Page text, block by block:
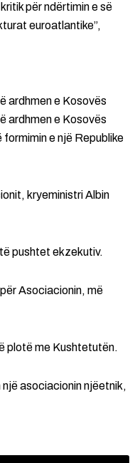
për ndërtimin e së
euroatlantike”,
ardhmen e Kosovës
ardhmen e Kosovës
e një Republike
kryeministri Albin
pushtet ekzekutiv.
Asociacionin, më
plotë me Kushtetutën.
asociacionin njëetnik,